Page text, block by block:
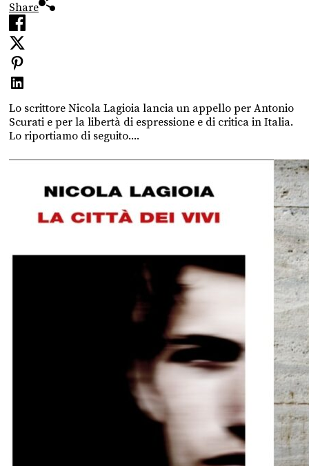
Share
Lo scrittore Nicola Lagioia lancia un appello per Antonio
Scurati e per la libertà di espressione e di critica in Italia.
Lo riportiamo di seguito....